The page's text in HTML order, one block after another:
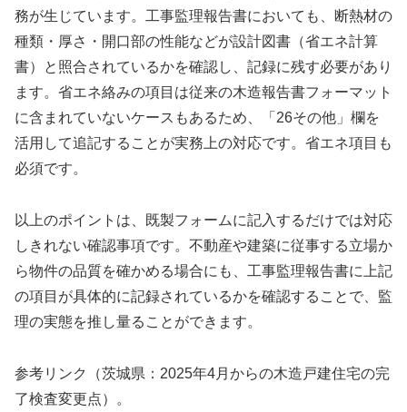
務が生じています。工事監理報告書においても、断熱材の
種類・厚さ・開口部の性能などが設計図書（省エネ計算
書）と照合されているかを確認し、記録に残す必要があり
ます。省エネ絡みの項目は従来の木造報告書フォーマット
に含まれていないケースもあるため、「26その他」欄を
活用して追記することが実務上の対応です。省エネ項目も
必須です。
以上のポイントは、既製フォームに記入するだけでは対応
しきれない確認事項です。不動産や建築に従事する立場か
ら物件の品質を確かめる場合にも、工事監理報告書に上記
の項目が具体的に記録されているかを確認することで、監
理の実態を推し量ることができます。
参考リンク（茨城県：2025年4月からの木造戸建住宅の完
了検査変更点）。